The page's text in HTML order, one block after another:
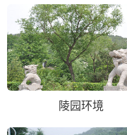
陵园环境